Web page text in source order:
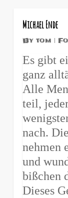
Michael Ende
By tom
Es gibt
ganz
Alle
teil,
nach.
nehmen
und
bißchen
Dieses